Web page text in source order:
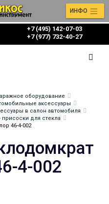
+7 (495) 142-07-03
‎‎+7 (977) 732-40-27
ИНФО
оборудование
аксессуары
в салон автомобиля
для стекла
46-4-002
4-002